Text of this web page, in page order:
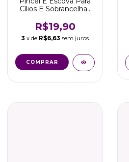
Cílios E Sobrancelhas
R$19,90
3 x de R$6,63 sem juros
COMPRAR